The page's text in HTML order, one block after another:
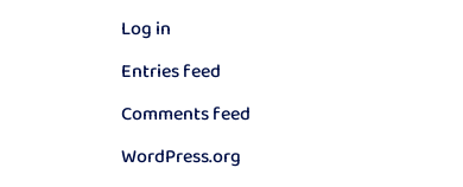
Log in
Entries feed
Comments feed
WordPress.org